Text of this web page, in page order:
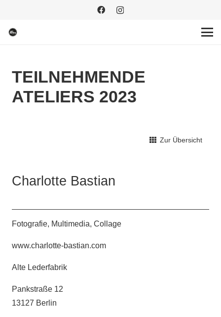
TEILNEHMENDE
ATELIERS 2023
Zur Übersicht
Charlotte Bastian
Fotografie, Multimedia, Collage
www.charlotte-bastian.com
Alte Lederfabrik
Pankstraße 12
13127 Berlin